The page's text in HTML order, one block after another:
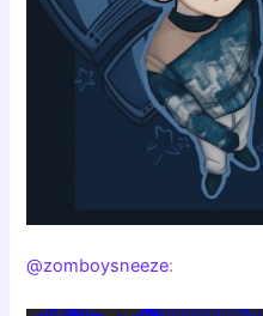
@zomboysneeze: